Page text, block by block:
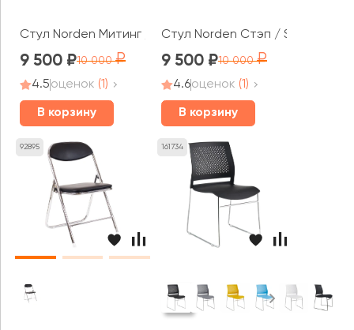
Стул Norden Митинг / Meeting
9 500 10 000
4.5оценок (1)
В корзину
Стул Norden Стэп / Step MR
9 500 10 000
4.6оценок (1)
В корзину
92895 161734